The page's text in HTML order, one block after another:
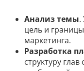
Анализ темы.
цель и
маркетинга.
Разработка
структуру